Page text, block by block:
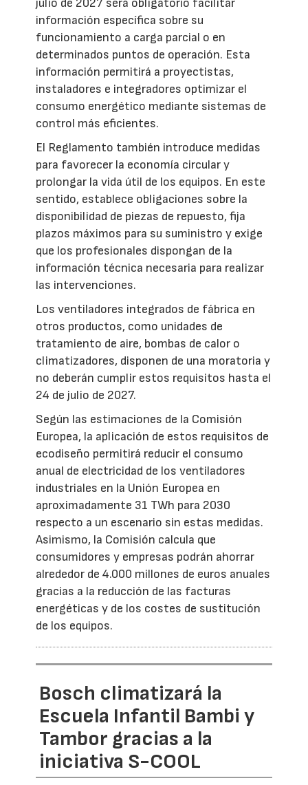
julio de 2027 será obligatorio facilitar
información específica sobre su
funcionamiento a carga parcial o en
determinados puntos de operación. Esta
información permitirá a proyectistas,
instaladores e integradores optimizar el
consumo energético mediante sistemas de
control más eficientes.
El Reglamento también introduce medidas
para favorecer la economía circular y
prolongar la vida útil de los equipos. En este
sentido, establece obligaciones sobre la
disponibilidad de piezas de repuesto, fija
plazos máximos para su suministro y exige
que los profesionales dispongan de la
información técnica necesaria para realizar
las intervenciones.
Los ventiladores integrados de fábrica en
otros productos, como unidades de
tratamiento de aire, bombas de calor o
climatizadores, disponen de una moratoria y
no deberán cumplir estos requisitos hasta el
24 de julio de 2027.
Según las estimaciones de la Comisión
Europea, la aplicación de estos requisitos de
ecodiseño permitirá reducir el consumo
anual de electricidad de los ventiladores
industriales en la Unión Europea en
aproximadamente 31 TWh para 2030
respecto a un escenario sin estas medidas.
Asimismo, la Comisión calcula que
consumidores y empresas podrán ahorrar
alrededor de 4.000 millones de euros anuales
gracias a la reducción de las facturas
energéticas y de los costes de sustitución
de los equipos.
Bosch climatizará la
Escuela Infantil Bambi y
Tambor gracias a la
iniciativa S-COOL